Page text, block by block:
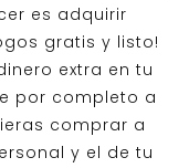
es adquirir
gratis y listo!
extra en tu
por completo a
comprar a
y el de tu